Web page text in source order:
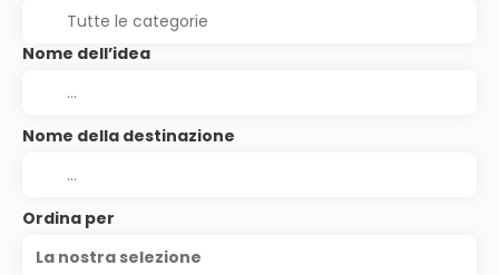
Nome dell’idea
Nome della destinazione
Ordina per
La nostra selezione